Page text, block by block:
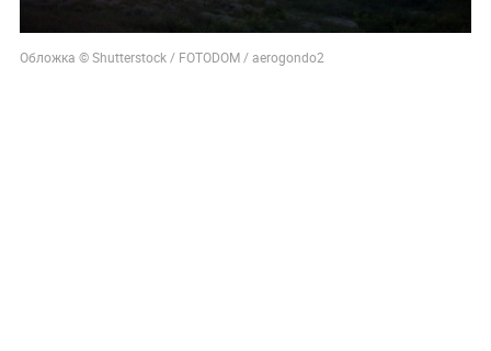
Обложка © Shutterstock / FOTODOM / aerogondo2